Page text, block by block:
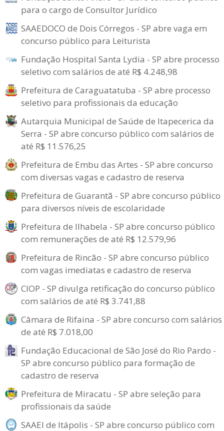
para o cargo de Consultor Jurídico
SAAEDOCO de Dois Córregos - SP abre vaga em
concurso público para Leiturista
Fundação Hospital Santa Lydia - SP abre processo
seletivo com salários de até R$ 4.248,98
Prefeitura de Caraguatatuba - SP abre processo
seletivo para profissionais da educação
Autarquia Municipal de Saúde de Itapecerica da
Serra - SP abre concurso público com salários de
até R$ 11.576,25
Prefeitura de Embu das Artes - SP abre concurso
com diversas vagas e cadastro de reserva
Prefeitura de Guarantã - SP abre concurso público
para diversos níveis de escolaridade
Prefeitura de Ilhabela - SP abre concurso público
com remunerações de até R$ 12.579,96
Prefeitura de Rincão - SP abre concurso público
com vagas imediatas e cadastro de reserva
CIOP - SP divulga retificação do concurso público
com salários de até R$ 3.741,88
Câmara de Rifaina - SP abre concurso com salários
de até R$ 7.018,00
Fundação Educacional de São José do Rio Pardo -
SP abre concurso público para formação de
cadastro de reserva
Prefeitura de Miracatu - SP abre seleção para
profissionais da saúde
SAAEI de Itápolis - SP abre concurso público com